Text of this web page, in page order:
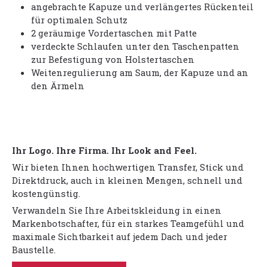
angebrachte Kapuze und verlängertes Rückenteil
für optimalen Schutz
2 geräumige Vordertaschen mit Patte
verdeckte Schlaufen unter den Taschenpatten
zur Befestigung von Holstertaschen
Weitenregulierung am Saum, der Kapuze und an
den Ärmeln
Ihr Logo. Ihre Firma. Ihr Look and Feel.
Wir bieten Ihnen hochwertigen Transfer, Stick und
Direktdruck, auch in kleinen Mengen, schnell und
kostengünstig.
Verwandeln Sie Ihre Arbeitskleidung in einen
Markenbotschafter, für ein starkes Teamgefühl und
maximale Sichtbarkeit auf jedem Dach und jeder
Baustelle.